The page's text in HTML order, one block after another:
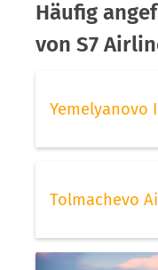
Häufig
von S7
Tolmachevo